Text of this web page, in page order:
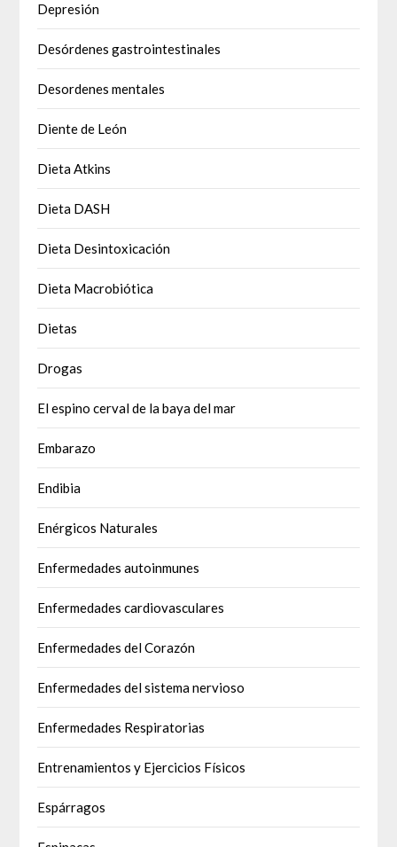
Depresión
Desórdenes gastrointestinales
Desordenes mentales
Diente de León
Dieta Atkins
Dieta DASH
Dieta Desintoxicación
Dieta Macrobiótica
Dietas
Drogas
El espino cerval de la baya del mar
Embarazo
Endibia
Enérgicos Naturales
Enfermedades autoinmunes
Enfermedades cardiovasculares
Enfermedades del Corazón
Enfermedades del sistema nervioso
Enfermedades Respiratorias
Entrenamientos y Ejercicios Físicos
Espárragos